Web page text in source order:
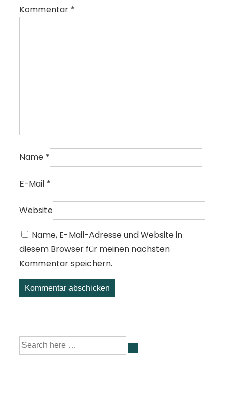
Kommentar *
Name *
E-Mail *
Website
Name, E-Mail-Adresse und Website in
diesem Browser für meinen nächsten
Kommentar speichern.
Suche
nach: